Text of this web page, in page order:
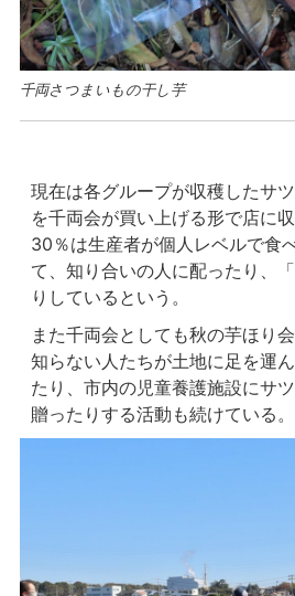
千両さつまいもの干し芋
現在は各グループが収穫したサ
を千両会が買い上げる形で店に
30％は生産者が個人レベルで食
て、知り合いの人に配ったり、
りしているという。
また千両会としても秋の芋ほり
知らない人たちが土地に足を運
たり、市内の児童養護施設にサ
贈ったりする活動も続けている。